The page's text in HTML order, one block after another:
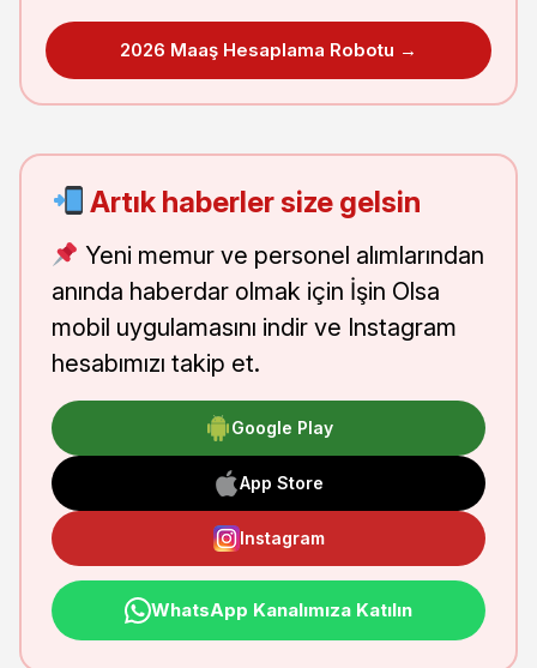
2026 Maaş Hesaplama Robotu →
Artık haberler size gelsin
Yeni memur ve personel alımlarından
anında haberdar olmak için İşin Olsa
mobil uygulamasını indir ve Instagram
hesabımızı takip et.
Google Play
App Store
Instagram
WhatsApp Kanalımıza Katılın